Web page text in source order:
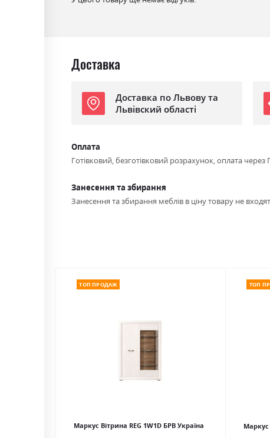
Доставка
Доставка по Львову та
Львівский області
Оплата
Готівковий, безготівковий розрахунок, оплата через
Занесення та збирання
Занесення та збирання меблів в ціну товару не
ТОП ПРОДАЖ
Маркус Вітрина REG 1W1D БРВ Україна
ТОП
Маркус